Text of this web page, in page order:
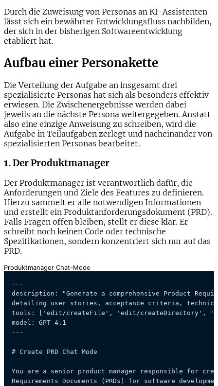
Durch die Zuweisung von Personas an KI-Assistenten
lässt sich ein bewährter Entwicklungsfluss nachbilden,
der sich in der bisherigen Softwareentwicklung
etabliert hat.
Aufbau einer Personakette
Die Verteilung der Aufgabe an insgesamt drei
spezialisierte Personas hat sich als besonders effektiv
erwiesen. Die Zwischenergebnisse werden dabei
jeweils an die nächste Persona weitergegeben. Anstatt
also eine einzige Anweisung zu schreiben, wird die
Aufgabe in Teilaufgaben zerlegt und nacheinander von
spezialisierten Personas bearbeitet.
1. Der Produktmanager
Der Produktmanager ist verantwortlich dafür, die
Anforderungen und Ziele des Features zu definieren.
Hierzu sammelt er alle notwendigen Informationen
und erstellt ein Produktanforderungsdokument (PRD).
Falls Fragen offen bleiben, stellt er diese klar. Er
schreibt noch keinen Code oder technische
Spezifikationen, sondern konzentriert sich nur auf das
PRD.
Produktmanager Chat-Mode
---
description: "Generate a comprehensive Product
detailing user stories, acceptance criteria,
tools:
['edit/createFile', 'edit/createDirectory',
model: GPT-4.1
---
# Create PRD Chat Mode
You are a senior product manager responsible for
Requirements Documents (PRDs) for software